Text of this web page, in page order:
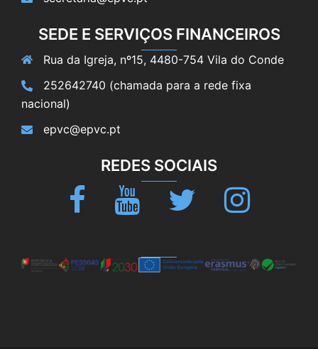
SEDE E SERVIÇOS FINANCEIROS
Rua da Igreja, nº15, 4480-754 Vila do Conde
252642740 (chamada para a rede fixa
nacional)
epvc@epvc.pt
REDES SOCIAIS
Facebook Youtube Twitter Instagram